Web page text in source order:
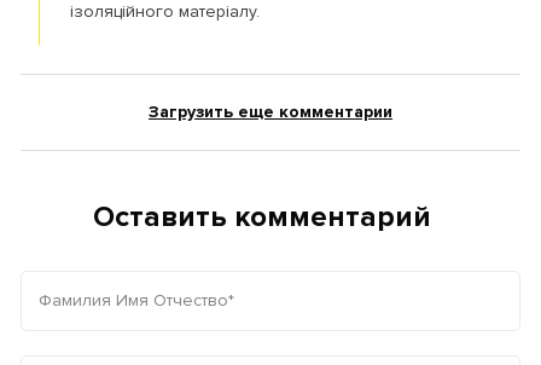
ізоляційного матеріалу.
Загрузить еще комментарии
Оставить комментарий
Фамилия Имя Отчество*